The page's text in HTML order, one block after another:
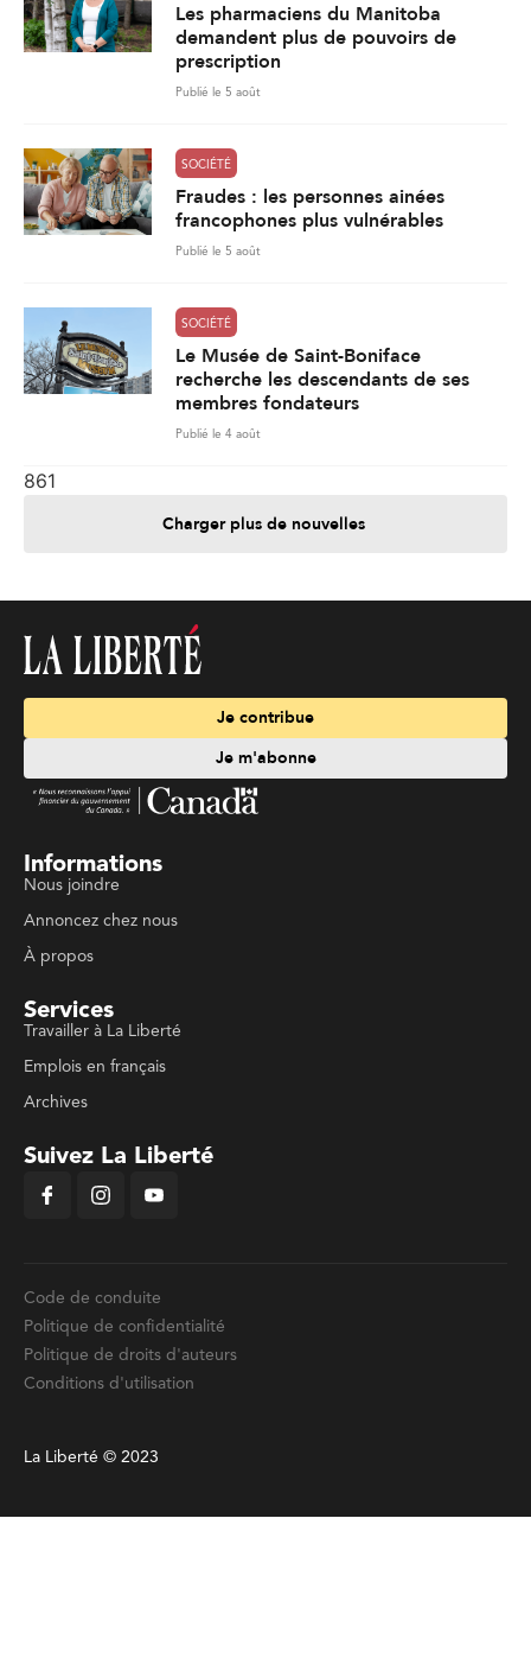
Les pharmaciens du Manitoba
demandent plus de pouvoirs de
prescription
Publié le 5 août
SOCIÉTÉ
Fraudes : les personnes ainées
francophones plus vulnérables
Publié le 5 août
SOCIÉTÉ
Le Musée de Saint-Boniface
recherche les descendants de ses
membres fondateurs
Publié le 4 août
861
Charger plus de nouvelles
Je contribue
Je m'abonne
Informations
Nous joindre
Annoncez chez nous
À propos
Services
Travailler à La Liberté
Emplois en français
Archives
Suivez La Liberté
Code de conduite
Politique de confidentialité
Politique de droits d'auteurs
Conditions d'utilisation
La Liberté © 2023